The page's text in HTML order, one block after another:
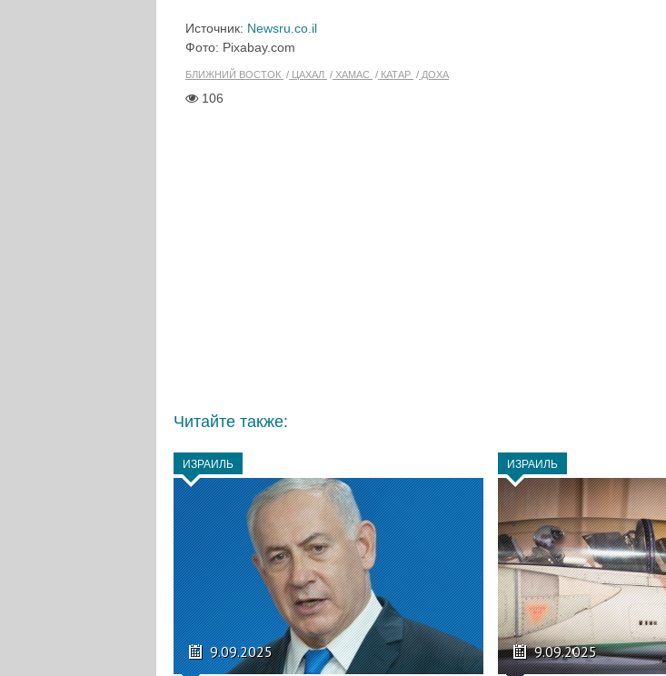
Источник: Newsru.co.il
Фото: Pixabay.com
БЛИЖНИЙ ВОСТОК ЦАХАЛ ХАМАС КАТАР ДОХА
106
Читайте также:
ИЗРАИЛЬ
9.09.2025
ИЗРАИЛЬ
9.09.2025